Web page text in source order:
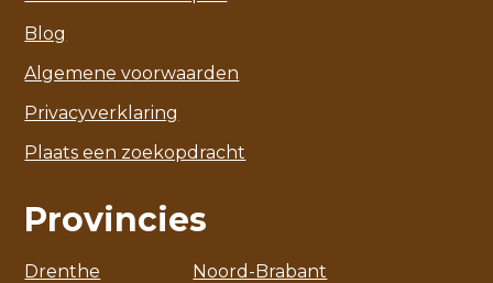
Blog
Algemene voorwaarden
Privacyverklaring
Plaats een zoekopdracht
Provincies
Drenthe
Noord-Brabant